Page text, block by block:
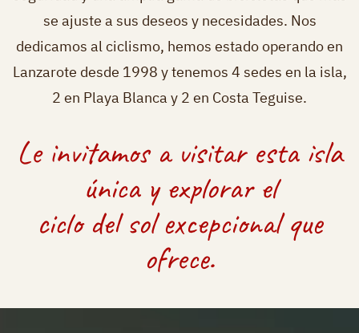
se ajuste a sus deseos y necesidades. Nos
dedicamos al ciclismo, hemos estado operando en
Lanzarote desde 1998 y tenemos 4 sedes en la isla,
2 en Playa Blanca y 2 en Costa Teguise.
Le invitamos a visitar esta isla
única y explorar el
ciclo del sol excepcional que
ofrece.